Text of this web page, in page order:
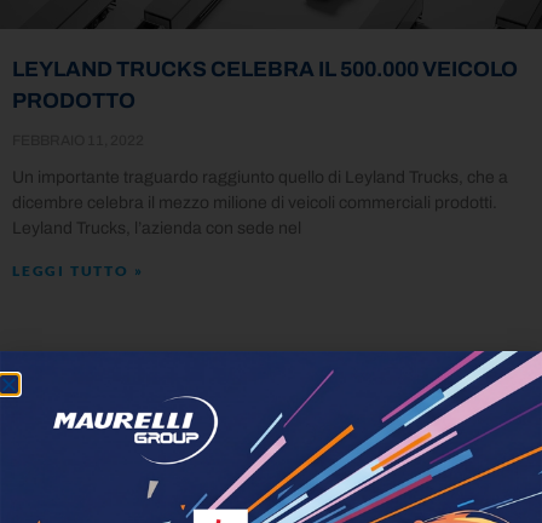
LEYLAND TRUCKS CELEBRA IL 500.000 VEICOLO
PRODOTTO
Un importante traguardo raggiunto quello di Leyland Trucks, che a
dicembre celebra il mezzo milione di veicoli commerciali prodotti.
Leyland Trucks, l’azienda con sede nel
LEGGI TUTTO »